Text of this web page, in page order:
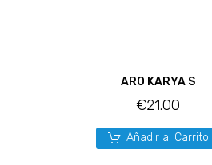
ARO KARYA S
€21.00
Añadir al Carrito